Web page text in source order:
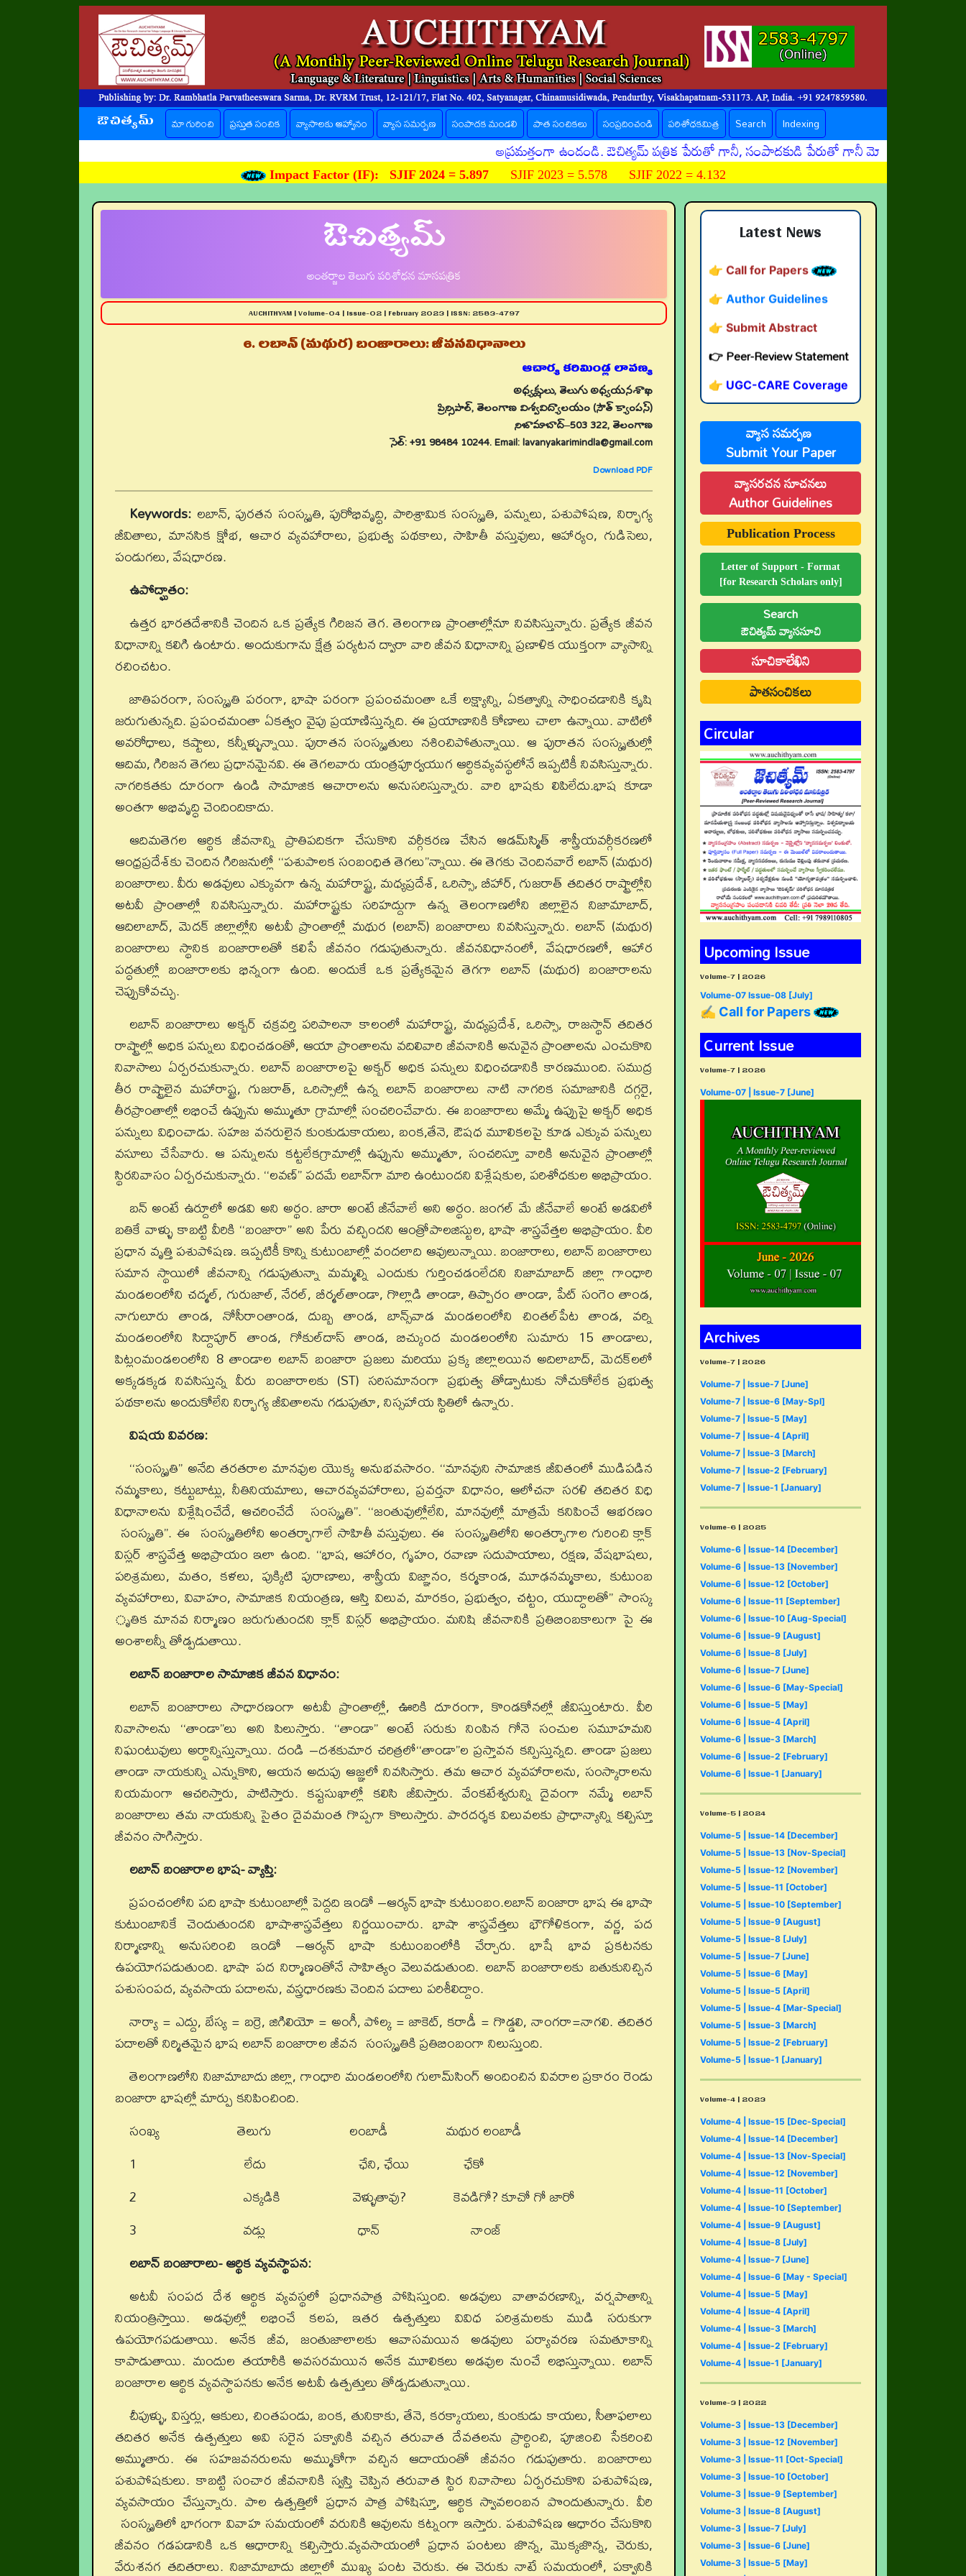
ఔచిత్యమ్ మా గురించి ప్రస్తుత సంచిక (current)
వ్యాసాలకు ఆహ్వానం వ్యాస సమర్పణ సంపాదక మండలి పాత సంచికలు సంప్రదించండి పరిశోధకమిత్ర Search Indexing
అప్రమత్తంగా ఉండండి. ఔచిత్యమ్ పత్రిక పేరుతో గానీ, సంపాదకుడి పేరుతో గానీ మోసపూరితమైన
Impact Factor (IF): SJIF 2024 = 5.897SJIF 2023 = 5.578 SJIF 2022 = 4.132
ఔచిత్యమ్
అంతర్జాల తెలుగు పరిశోధన మాసపత్రిక
AUCHITHYAM | Volume-04 | Issue-02 | February 2023 | ISSN: 2583-4797
6. లబాన్ (మథుర) బంజారాలు: జీవనవిధానాలు
ఆచార్య కరిమిండ్ల లావణ్య
అధ్యక్షులు, తెలుగు అధ్యయనశాఖ
ప్రిన్సిపాల్, తెలంగాణ విశ్వవిద్యాలయం (సౌత్ క్యాంపస్)
నిజామాబాద్–503 322, తెలంగాణ
సెల్: +91 98484 10244. Email: lavanyakarimindla@gmail.com
Download PDF
Keywords: లబాన్, పురతన సంస్కృతి, పురోభివృద్ధి, పారిశ్రామిక సంస్కృతి, పన్నులు, పశుపోషణ, నిర్భాగ్య
జీవితాలు, మానసిక క్షోభ, ఆచార వ్యవహారాలు, ప్రభుత్వ పథకాలు, సాహితీ వస్తువులు, ఆహార్యం, గుడిసెలు,
పండుగలు, వేషధారణ.
ఉపోద్ఘాతం:
ఉత్తర భారతదేశానికి చెందిన ఒక ప్రత్యేక గిరిజన తెగ. తెలంగాణ ప్రాంతాల్లోనూ నివసిస్తున్నారు. ప్రత్యేక జీవన
విధానాన్ని కలిగి ఉంటారు. అందుకుగాను క్షేత్ర పర్యటన ద్వారా వారి జీవన విధానాన్ని ప్రణాళిక యుక్తంగా వ్యాసాన్ని
రచించటం.
జాతిపరంగా, సంస్కృతి పరంగా, భాషా పరంగా ప్రపంచమంతా ఒకే లక్ష్యాన్ని, ఏకత్వాన్ని సాధించడానికి కృషి
జరుగుతున్నది. ప్రపంచమంతా ఏకత్వం వైపు ప్రయాణిస్తున్నది. ఈ ప్రయాణానికి కోణాలు చాలా ఉన్నాయి. వాటిలో
అవరోధాలు, కష్టాలు, కన్నీళ్ళున్నాయి. పురాతన సంస్కృతులు నశించిపోతున్నాయి. ఆ పురాతన సంస్కృతుల్లో
ఆదిమ, గిరిజన తెగలు ప్రధానమైనవి. ఈ తెగలవారు యంత్రపూర్వయుగ ఆర్థికవ్యవస్థలోనే ఇప్పటికీ నివసిస్తున్నారు.
నాగరికతకు దూరంగా ఉండి సామాజిక ఆచారాలను అనుసరిస్తున్నారు. వారి భాషకు లిపిలేదు.భాష కూడా
అంతగా అభివృద్ధి చెందిందికాదు.
ఆదిమతెగల ఆర్థిక జీవనాన్ని ప్రాతిపదికగా చేసుకొని వర్గీకరణ చేసిన ఆడమ్‌స్మిత్‌ శాస్త్రీయవర్గీకరణలో
ఆంధ్రప్రదేశ్‌కు చెందిన గిరిజనుల్లో ‘‘పశుపాలక సంబంధిత తెగలు’’న్నాయి. ఈ తెగకు చెందినవారే లబాన్‌ (మథుర)
బంజారాలు. వీరు అడవులు ఎక్కువగా ఉన్న మహారాష్ట్ర, మధ్యప్రదేశ్‌, ఒరిస్సా, బీహార్‌, గుజరాత్‌ తదితర రాష్ట్రాల్లోని
అటవీ ప్రాంతాల్లో నివసిస్తున్నారు. మహారాష్ట్రకు సరిహద్దుగా ఉన్న తెలంగాణలోని జిల్లాలైన నిజామాబాద్‌,
ఆదిలాబాద్‌, మెదక్‌ జిల్లాల్లోని అటవీ ప్రాంతాల్లో మథుర (లబాన్‌) బంజారాలు నివసిస్తున్నారు. లబాన్‌ (మథుర)
బంజారాలు స్థానిక బంజారాలతో కలిసే జీవనం గడుపుతున్నారు. జీవనవిధానంలో, వేషధారణలో, ఆహార
పద్ధతుల్లో బంజారాలకు భిన్నంగా ఉంది. అందుకే ఒక ప్రత్యేకమైన తెగగా లబాన్‌ (మథుర) బంజారాలను
చెప్పుకోవచ్చు.
లబాన్‌ బంజారాలు అక్బర్‌ చక్రవర్తి పరిపాలనా కాలంలో మహారాష్ట్ర, మధ్యప్రదేశ్‌, ఒరిస్సా, రాజస్థాన్‌ తదితర
రాష్ట్రాల్లో అధిక పన్నులు విధించడంతో, ఆయా ప్రాంతాలను వదిలివారి జీవనానికి అనువైన ప్రాంతాలను ఎంచుకొని
నివాసాలు ఏర్పరచుకున్నారు. లబాన్‌ బంజారాలపై అక్బర్‌ అధిక పన్నులు విధించడానికి కారణముంది. సముద్ర
తీర రాష్ట్రాలైన మహారాష్ట్ర, గుజరాత్‌, ఒరిస్సాల్లో ఉన్న లబాన్‌ బంజారాలు నాటి నాగరిక సమాజానికి దగ్గరై,
తీరప్రాంతాల్లో లభించే ఉప్పును అమ్ముతూ గ్రామాల్లో సంచరించేవారు. ఈ బంజారాలు అమ్మే ఉప్పుపై అక్బర్‌ అధిక
పన్నులు విధించాడు. సహజ వనరులైన కుంకుడుకాయలు, బంక,తేనె, ఔషధ మూలికలపై కూడ ఎక్కువ పన్నులు
వసూలు చేసేవారు. ఆ పన్నులను కట్టలేకగ్రామాల్లో ఉప్పును అమ్ముతూ, సంచరిస్తూ వారికి అనువైన ప్రాంతాల్లో
స్థిరనివాసం ఏర్పరచుకున్నారు. ‘‘లవణ్‌’’ పదమే లబాన్‌గా మారి ఉంటుందని విశ్లేషకుల, పరిశోధకుల అభిప్రాయం.
బన్‌ అంటే ఉర్దూలో అడవి అని అర్థం. జారా అంటే జీనేవాలే అని అర్థం. జంగల్‌ మే జీనేవాలే అంటే అడవిలో
బతికే వాళ్ళు కాబట్టి వీరికి ‘‘బంజారా’’ అని పేరు వచ్చిందని ఆంత్రోపాలజిస్టుల, భాషా శాస్త్రవేత్తల అభిప్రాయం. వీరి
ప్రధాన వృత్తి పశుపోషణ. ఇప్పటికీ కొన్ని కుటుంబాల్లో వందలాది ఆవులున్నాయి. బంజారాలు, లబాన్‌ బంజారాలు
సమాన స్థాయిలో జీవనాన్ని గడుపుతున్నా మమ్మల్ని ఎందుకు గుర్తించడంలేదని నిజామాబాద్‌ జిల్లా గాంధారి
మండలంలోని చద్మల్‌, గురుజాల్‌, నేరల్‌, బీర్మల్‌తాండా, గొల్లాడి తాండా, తిప్పారం తాండా, పేట్‌ సంగెం తాండ,
నాగులూరు తాండ, నోసీరాంతాండ, దుబ్బ తాండ, బాన్స్‌వాడ మండలంలోని చింతల్‌పేట తాండ, వర్ని
మండలంలోని సిద్దాపూర్‌ తాండ, గోకుల్‌దాస్‌ తాండ, బిచ్కుంద మండలంలోని సుమారు 15 తాండాలు,
పిట్లంమండలంలోని 8 తాండాల లబాన్‌ బంజారా ప్రజలు మరియు ప్రక్క జిల్లాలయిన అదిలాబాద్‌, మెదక్‌లలో
అక్కడక్కడ నివసిస్తున్న వీరు బంజారాలకు (ST) సరిసమానంగా ప్రభుత్వ తోడ్పాటుకు నోచుకోలేక ప్రభుత్వ
పథకాలను అందుకోలేని నిర్భాగ్య జీవితాలను గడుపుతూ, నిస్సహాయ స్థితిలో ఉన్నారు.
విషయ వివరణ:
‘‘సంస్కృతి’’ అనేది తరతరాల మానవుల యొక్క అనుభవసారం. ‘‘మానవుని సామాజిక జీవితంలో ముడిపడిన
నమ్మకాలు, కట్టుబాట్లు, నీతినియమాలు, ఆచారవ్యవహారాలు, ప్రవర్తనా విధానం, ఆలోచనా సరళి తదితర విధి
విధానాలను విశ్లేషించేదే, ఆచరించేదే సంస్కృతి’’. ‘‘జంతువుల్లోలేని, మానవుల్లో మాత్రమే కనిపించే ఆభరణం
సంస్కృతి’’. ఈ సంస్కృతిలోని అంతర్భాగాలే సాహితీ వస్తువులు. ఈ సంస్కృతిలోని అంతర్భాగాల గురించి క్లాక్‌
విస్లర్‌ శాస్త్రవేత్త అభిప్రాయం ఇలా ఉంది. ‘‘భాష, ఆహారం, గృహం, రవాణా సదుపాయాలు, రక్షణ, వేషభాషలు,
పరిశ్రమలు, మతం, కళలు, పుక్కిటి పురాణాలు, శాస్త్రీయ విజ్ఞానం, కర్మకాండ, మూఢనమ్మకాలు, కుటుంబ
వ్యవహారాలు, వివాహం, సామాజిక నియంత్రణ, ఆస్తి విలువ, మారకం, ప్రభుత్వం, చట్టం, యుద్ధాలతో’’ సాంస్క
ృతిక మానవ నిర్మాణం జరుగుతుందని క్లాక్‌ విస్లర్‌ అభిప్రాయం. మనిషి జీవనానికి ప్రతిబింబకాలుగా పై ఈ
అంశాలన్నీ తోడ్పడుతాయి.
లబాన్‌ బంజారాల సామాజిక జీవన విధానం:
లబాన్‌ బంజారాలు సాధారణంగా అటవీ ప్రాంతాల్లో, ఊరికి దూరంగా, కొండకోనల్లో జీవిస్తుంటారు. వీరి
నివాసాలను ‘‘తాండా’’లు అని పిలుస్తారు. ‘‘తాండా’’ అంటే సరుకు నింపిన గోనె సంచుల సమూహమని
నిఘంటువులు అర్థాన్నిస్తున్నాయి. దండి –దశకుమార చరిత్రలో‘‘తాండా’’ల ప్రస్తావన కన్పిస్తున్నది. తాండా ప్రజలు
తాండా నాయకున్ని ఎన్నుకొని, ఆయన అదుపు ఆజ్ఞలో నివసిస్తారు. తమ ఆచార వ్యవహారాలను, సంస్కారాలను
నియమంగా ఆచరిస్తారు, పాటిస్తారు. కష్టసుఖాల్లో కలిసి జీవిస్తారు. వేంకటేశ్వరున్ని దైవంగా నమ్మే లబాన్‌
బంజారాలు తమ నాయకున్ని సైతం దైవమంత గొప్పగా కొలుస్తారు. పారదర్శక విలువలకు ప్రాధాన్యాన్ని కల్పిస్తూ
జీవనం సాగిస్తారు.
లబాన్‌ బంజారాల భాష- వ్యాప్తి:
ప్రపంచంలోని పది భాషా కుటుంబాల్లో పెద్దది ఇండో –ఆర్యన్‌ భాషా కుటుంబం.లబాన్‌ బంజారా భాష ఈ భాషా
కుటుంబానికే చెందుతుందని భాషాశాస్త్రవేత్తలు నిర్ణయించారు. భాషా శాస్త్రవేత్తలు భౌగోళికంగా, వర్ణ, పద
నిర్మాణాన్ని అనుసరించి ఇండో –ఆర్యన్‌ భాషా కుటుంబంలోకి చేర్చారు. భాషే భావ ప్రకటనకు
ఉపయోగపడుతుంది. భాషా పద నిర్మాణంతోనే సాహిత్యం వెలువడుతుంది. లబాన్‌ బంజారాలకు బతుకునిచ్చిన
పశుసంపద, వ్యవసాయ పదాలను, వస్త్రధారణకు చెందిన పదాలు పరిశీలిద్దాం.
నార్యా = ఎద్దు, బేస్య = బర్రె, జిగిలియో = అంగీ, పోల్క = జాకెట్‌, కరాడీ = గొడ్డలి, నాంగరా=నాగలి. తదితర
పదాలతో నిర్మితమైన భాష లబాన్‌ బంజారాల జీవన సంస్కృతికి ప్రతిబింబంగా నిలుస్తుంది.
తెలంగాణలోని నిజామాబాదు జిల్లా, గాంధారి మండలంలోని గులామ్‌సింగ్‌ అందించిన వివరాల ప్రకారం రెండు
బంజారా భాషల్లో మార్పు కనిపించింది.
సంఖ్య తెలుగు లంబాడీ మథుర లంబాడీ
1 లేదు ఛేని, ఛేయి ఛేకో
2 ఎక్కడికి వెళ్ళుతావు? కెవడిగో? కూచో గో జారో
3 వడ్లు ధాన్‌ నాంజ్‌
లబాన్‌ బంజారాలు- ఆర్థిక వ్యవస్థాపన:
అటవీ సంపద దేశ ఆర్థిక వ్యవస్థలో ప్రధానపాత్ర పోషిస్తుంది. అడవులు వాతావరణాన్ని, వర్షపాతాన్ని
నియంత్రిస్తాయి. అడవుల్లో లభించే కలప, ఇతర ఉత్పత్తులు వివిధ పరిశ్రమలకు ముడి సరుకుగా
ఉపయోగపడుతాయి. అనేక జీవ, జంతుజాలాలకు ఆవాసమయిన అడవులు పర్యావరణ సమతూకాన్ని
కాపాడుతాయి. మందుల తయారీకి అవసరమయిన అనేక మూలికలు అడవుల నుంచే లభిస్తున్నాయి. లబాన్‌
బంజారాల ఆర్థిక వ్యవస్థాపనకు అనేక అటవీ ఉత్పత్తులు తోడ్పడుతున్నాయి.
చీపుళ్ళు, విస్తర్లు, ఆకులు, చింతపండు, బంక, తునికాకు, తేనె, కరక్కాయలు, కుంకుడు కాయలు, సీతాఫలాలు
తదితర అనేక ఉత్పత్తులు అవి సరైన పక్వానికి వచ్చిన తరువాత దేవతలను ప్రార్థించి, పూజించి సేకరించి
అమ్ముతారు. ఈ సహజవనరులను అమ్ముకోగా వచ్చిన ఆదాయంతో జీవనం గడుపుతారు. బంజారాలు
పశుపోషకులు. కాబట్టి సంచార జీవనానికి స్వస్తి చెప్పిన తరువాత స్థిర నివాసాలు ఏర్పరచుకొని పశుపోషణ,
వ్యవసాయం చేస్తున్నారు. పాల ఉత్పత్తిలో ప్రధాన పాత్ర పోషిస్తూ, ఆర్థిక స్వావలంబన పొందుతున్నారు. వీరి
సంస్కృతిలో భాగంగా వివాహ సమయంలో వరునికి ఆవులను కట్నంగా ఇస్తారు. పశుపోషణ ఆధారం చేసుకొని
జీవనం గడపడానికి ఒక ఆధారాన్ని కల్పిస్తారు.వ్యవసాయంలో ప్రధాన పంటలు జొన్న, మొక్కజొన్న, చెరుకు,
వేరుశనగ తదితరాలు. నిజామాబాదు జిల్లాలో ముఖ్య పంట చెరుకు. ఈ చెరుకు నాటే సమయంలో, పక్వానికి
Latest News
👉 నవతరం పరిశోధనలు
👉 Current Issue
👉 Call for Papers
👉 Author Guidelines
👉 Submit Abstract
👉 Peer-Review Statement
👉 UGC-CARE Coverage
👉 UGC-CARE రద్దు
వ్యాస సమర్పణ
Submit Your Paper
వ్యాసరచన సూచనలు
Author Guidelines
Publication Process
Letter of Support - Format
[for Research Scholars only]
Search
ఔచిత్యమ్ వ్యాససూచి
సూచికాలేఖిని
పాతసంచికలు
Circular
Upcoming Issue
Volume-7 | 2026
Volume-07 Issue-08 [July]
✍ Call for Papers
Current Issue
Volume-7 | 2026
Volume-07 | Issue-7 [June]
Archives
Volume-7 | 2026
Volume-7 | Issue-7 [June]
Volume-7 | Issue-6 [May-Spl]
Volume-7 | Issue-5 [May]
Volume-7 | Issue-4 [April]
Volume-7 | Issue-3 [March]
Volume-7 | Issue-2 [February]
Volume-7 | Issue-1 [January]
Volume-6 | 2025
Volume-6 | Issue-14 [December]
Volume-6 | Issue-13 [November]
Volume-6 | Issue-12 [October]
Volume-6 | Issue-11 [September]
Volume-6 | Issue-10 [Aug-Special]
Volume-6 | Issue-9 [August]
Volume-6 | Issue-8 [July]
Volume-6 | Issue-7 [June]
Volume-6 | Issue-6 [May-Special]
Volume-6 | Issue-5 [May]
Volume-6 | Issue-4 [April]
Volume-6 | Issue-3 [March]
Volume-6 | Issue-2 [February]
Volume-6 | Issue-1 [January]
Volume-5 | 2024
Volume-5 | Issue-14 [December]
Volume-5 | Issue-13 [Nov-Special]
Volume-5 | Issue-12 [November]
Volume-5 | Issue-11 [October]
Volume-5 | Issue-10 [September]
Volume-5 | Issue-9 [August]
Volume-5 | Issue-8 [July]
Volume-5 | Issue-7 [June]
Volume-5 | Issue-6 [May]
Volume-5 | Issue-5 [April]
Volume-5 | Issue-4 [Mar-Special]
Volume-5 | Issue-3 [March]
Volume-5 | Issue-2 [February]
Volume-5 | Issue-1 [January]
Volume-4 | 2023
Volume-4 | Issue-15 [Dec-Special]
Volume-4 | Issue-14 [December]
Volume-4 | Issue-13 [Nov-Special]
Volume-4 | Issue-12 [November]
Volume-4 | Issue-11 [October]
Volume-4 | Issue-10 [September]
Volume-4 | Issue-9 [August]
Volume-4 | Issue-8 [July]
Volume-4 | Issue-7 [June]
Volume-4 | Issue-6 [May - Special]
Volume-4 | Issue-5 [May]
Volume-4 | Issue-4 [April]
Volume-4 | Issue-3 [March]
Volume-4 | Issue-2 [February]
Volume-4 | Issue-1 [January]
Volume-3 | 2022
Volume-3 | Issue-13 [December]
Volume-3 | Issue-12 [November]
Volume-3 | Issue-11 [Oct-Special]
Volume-3 | Issue-10 [October]
Volume-3 | Issue-9 [September]
Volume-3 | Issue-8 [August]
Volume-3 | Issue-7 [July]
Volume-3 | Issue-6 [June]
Volume-3 | Issue-5 [May]